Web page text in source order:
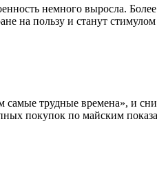
немного выросла.
на пользу и станут
трудные времена», и
покупок по майским